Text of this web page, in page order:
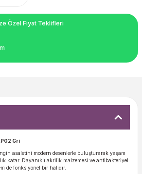
Özel Fiyat Teklifleri
Gri
asaletini modern desenlerle buluşturarak yaşam
katar. Dayanıklı akrilik malzemesi ve antibakteriyel
de fonksiyonel bir halıdır.